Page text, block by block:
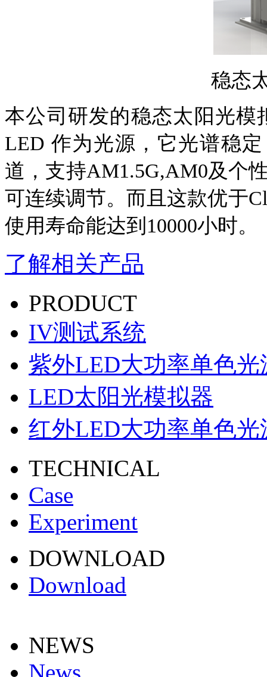
稳态
本公司研发的稳态太阳光模
LED 作为光源 ， 它光谱稳定
道，支持AM1.5G,AM0及个
可连续调节。而且这款优于
使用寿命能达到 10000小时。
了解相关产品
PRODUCT
IV测试系统
紫外LED大功率单色光
LED太阳光模拟器
红外LED大功率单色光
TECHNICAL
Case
Experiment
DOWNLOAD
Download
NEWS
News